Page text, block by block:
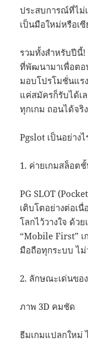
ประสบการณ์ที่ไม่
เป็นมือใหม่หรือเ
รวมทั้งสำหรับปีนี้!
ที่พัฒนามาเพื่อตอ
มอบโปรโมชั่นแร
แค่สมัครก็รับได้เ
ทุกเกม ถอนได้จริ
Pgslot เป็นอย่าง
1. ค่ายเกมสล็อต
PG SLOT
เติบโตอย่างต่อเ
โลกไว้วางใจ ด้ว
“Mobile First” เ
มือถือทุกระบบ ไ
2. ลักษณะเด่นขอ
ภาพ 3D คมชัด
ธีมเกมแปลกใหม่